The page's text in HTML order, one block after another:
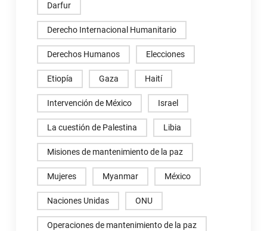
Darfur
Derecho Internacional Humanitario
Derechos Humanos Elecciones
Etiopía Gaza Haití
Intervención de México Israel
La cuestión de Palestina Libia
Misiones de mantenimiento de la paz
Mujeres Myanmar México
Naciones Unidas ONU
Operaciones de mantenimiento de la paz